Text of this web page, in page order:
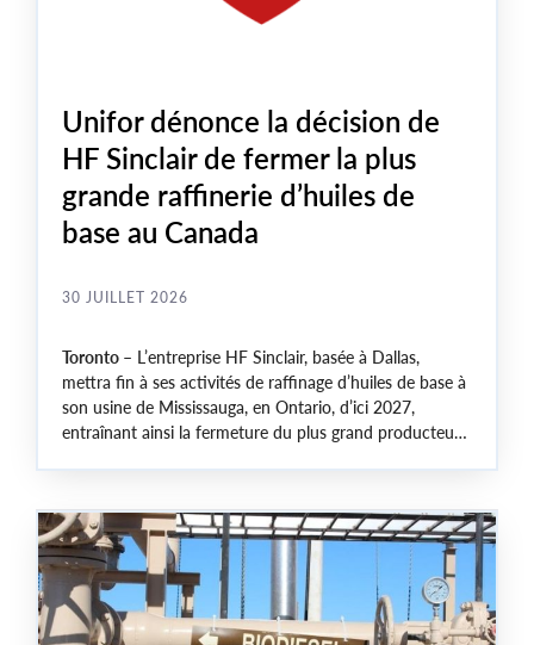
Unifor dénonce la décision de
HF Sinclair de fermer la plus
grande raffinerie d’huiles de
base au Canada
30 JUILLET 2026
Toronto – L’entreprise HF Sinclair, basée à Dallas,
mettra fin à ses activités de raffinage d’huiles de base à
son usine de Mississauga, en Ontario, d’ici 2027,
entraînant ainsi la fermeture du plus grand producteur
machines industrielles du pays.